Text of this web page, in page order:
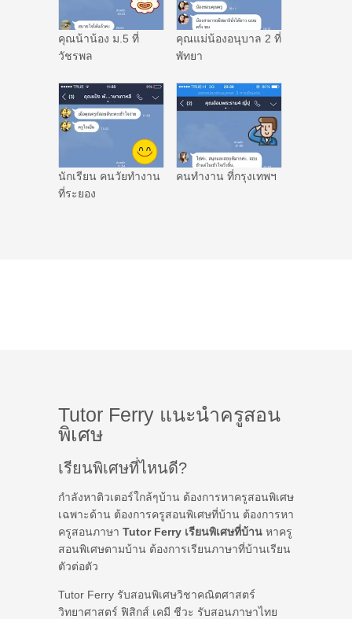
คุณน้าน้อง ม.5 ที่
วัชรพล
คุณแม่น้องอนุบาล 2 ที่
พัทยา
นักเรียน คนวัยทำงาน
ที่ระยอง
คนทำงาน ที่กรุงเทพฯ
Tutor Ferry แนะนำครูสอน
พิเศษ
เรียนพิเศษที่ไหนดี?
กำลังหาติวเตอร์ใกล้ๆบ้าน ต้องการหาครูสอนพิเศษ
เฉพาะด้าน ต้องการครูสอนพิเศษที่บ้าน ต้องการหา
ครูสอนภาษา Tutor Ferry เรียนพิเศษที่บ้าน หาครู
สอนพิเศษตามบ้าน ต้องการเรียนภาษาที่บ้านเรียน
ตัวต่อตัว
Tutor Ferry รับสอนพิเศษวิชาคณิตศาสตร์
วิทยาศาสตร์ ฟิสิกส์ เคมี ชีวะ รับสอนภาษาไทย